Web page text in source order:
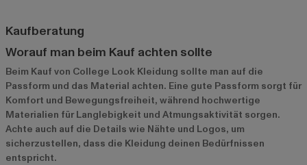
Kaufberatung
Worauf man beim Kauf achten sollte
Beim Kauf von College Look Kleidung sollte man auf die
Passform und das Material achten. Eine gute Passform sorgt für
Komfort und Bewegungsfreiheit, während hochwertige
Materialien für Langlebigkeit und Atmungsaktivität sorgen.
Achte auch auf die Details wie Nähte und Logos, um
sicherzustellen, dass die Kleidung deinen Bedürfnissen
entspricht.